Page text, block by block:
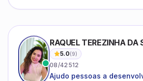
RAQUEL TEREZINHA DA
5.0(9)
08/42512
Ajudo pessoas a